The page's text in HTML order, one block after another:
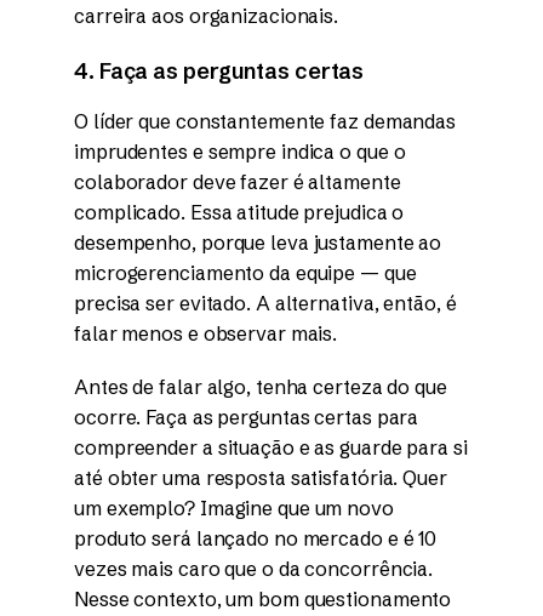
carreira aos organizacionais.
4. Faça as perguntas certas
O líder que constantemente faz demandas
imprudentes e sempre indica o que o
colaborador deve fazer é altamente
complicado. Essa atitude prejudica o
desempenho, porque leva justamente ao
microgerenciamento da equipe — que
precisa ser evitado. A alternativa, então, é
falar menos e observar mais.
Antes de falar algo, tenha certeza do que
ocorre. Faça as perguntas certas para
compreender a situação e as guarde para si
até obter uma resposta satisfatória. Quer
um exemplo? Imagine que um novo
produto será lançado no mercado e é 10
vezes mais caro que o da concorrência.
Nesse contexto, um bom questionamento